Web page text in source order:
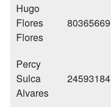
Hugo
Flores
Flores
80365669
Percy
Sulca
Alvares
24593184